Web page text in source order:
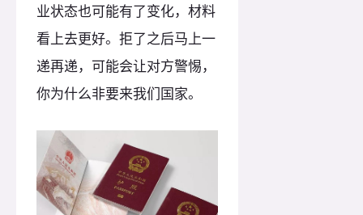
业状态也可能有了变化，材料
看上去更好。拒了之后马上一
递再递，可能会让对方警惕，
你为什么非要来我们国家。